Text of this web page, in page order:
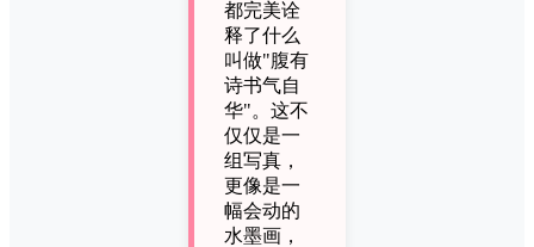
都完美诠
释了什么
叫做"腹有
诗书气自
华"。这不
仅仅是一
组写真，
更像是一
幅会动的
水墨画，